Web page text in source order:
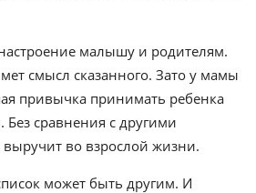
малышу и родителям.
смысл сказанного. Зато у мамы
привычка принимать ребенка
Без сравнения с другими
выручит во взрослой жизни.
может быть другим. И